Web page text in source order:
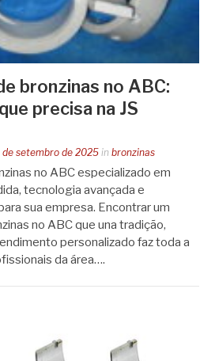
bronzinas no ABC:
precisa na JS
de setembro de 2025 in bronzinas
no ABC especializado em
tecnologia avançada e
sua empresa. Encontrar um
no ABC que una tradição,
personalizado faz toda a
da área….